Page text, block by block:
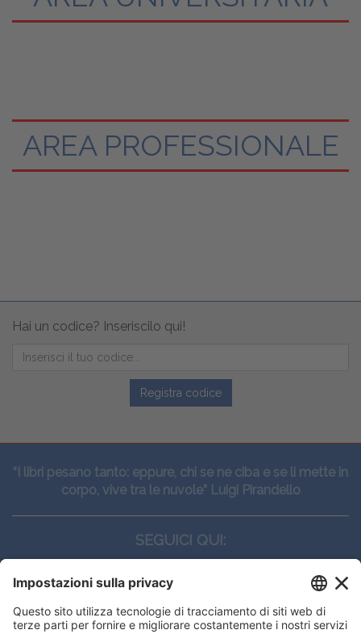
AREA PROFESSIONALE
Hai un codice? Inseriscilo qui!
Registra codice
“I libri pesano tanto: eppure, chi se ne ciba e se li mette in
corpo, vive tra le nuvole” Luigi Pirandello
SEGUICI QUI:
CONTATTI